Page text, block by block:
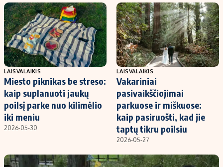
Turinio žymėjimo taisyklės
Kontaktai
Regionų naujienos
Indėlių palūkanos
LAISVALAIKIS
Miesto piknikas be streso:
kaip suplanuoti jaukų
poilsį parke nuo kilimėlio
iki meniu
2026-05-30
LAISVALAIKIS
Vakariniai
pasivaikščiojimai
parkuose ir miškuose:
kaip pasiruošti, kad jie
taptų tikru poilsiu
2026-05-27